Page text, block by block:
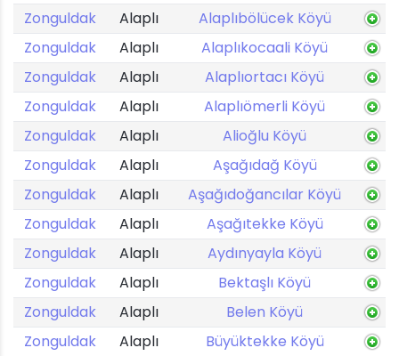
Zonguldak
Alaplı
Alaplıbölücek Köyü
Zonguldak
Alaplı
Alaplıkocaali Köyü
Zonguldak
Alaplı
Alaplıortacı Köyü
Zonguldak
Alaplı
Alaplıömerli Köyü
Zonguldak
Alaplı
Alioğlu Köyü
Zonguldak
Alaplı
Aşağıdağ Köyü
Zonguldak
Alaplı
Aşağıdoğancılar Köyü
Zonguldak
Alaplı
Aşağıtekke Köyü
Zonguldak
Alaplı
Aydınyayla Köyü
Zonguldak
Alaplı
Bektaşlı Köyü
Zonguldak
Alaplı
Belen Köyü
Zonguldak
Alaplı
Büyüktekke Köyü